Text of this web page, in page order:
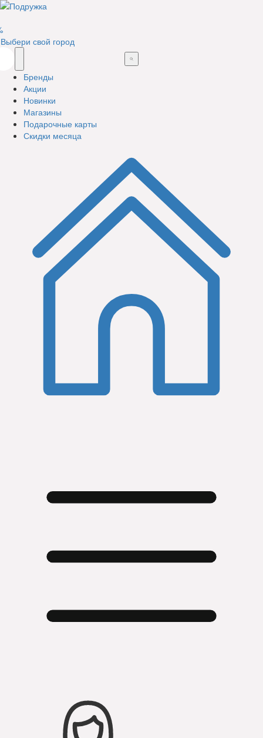
Выбери свой город
Бренды
Акции
Новинки
Магазины
Подарочные карты
Скидки месяца